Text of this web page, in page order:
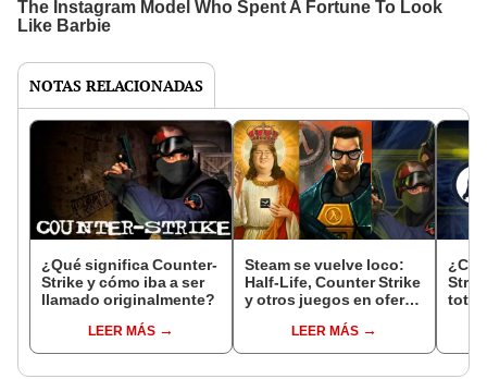
NOTAS RELACIONADAS
¿Qué significa Counter-
Strike y cómo iba a ser
llamado originalmente?
LEER MÁS
Steam se vuelve loco:
Half-Life, Counter Strike
y otros juegos en oferta
LEER MÁS